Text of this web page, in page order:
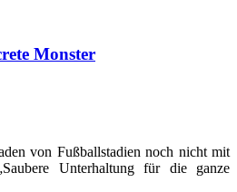
Monster
von Fußballstadien noch nicht mit
Unterhaltung für die ganze